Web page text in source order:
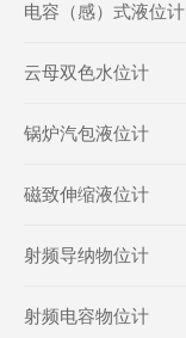
电容（感）式液位计
云母双色水位计
锅炉汽包液位计
磁致伸缩液位计
射频导纳物位计
射频电容物位计